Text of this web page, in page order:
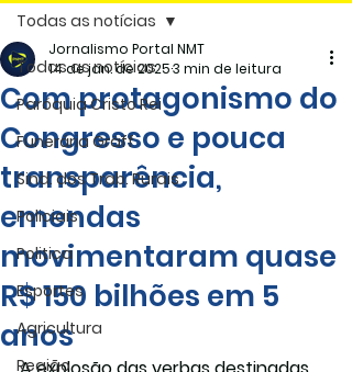
Todas as notícias
Paróquia Cristo Rei
Funerária Gräff
Sind. dos Trab. Rurais
Policiais
Politica
Esportes
Agricultura
Região
Todas as notícias
Com protagonismo do
Congresso e pouca
transparência,
emendas
movimentaram quase
R$ 150 bilhões em 5
anos
Jornalismo Portal NMT
14 de jan. de 20253 min de leitura